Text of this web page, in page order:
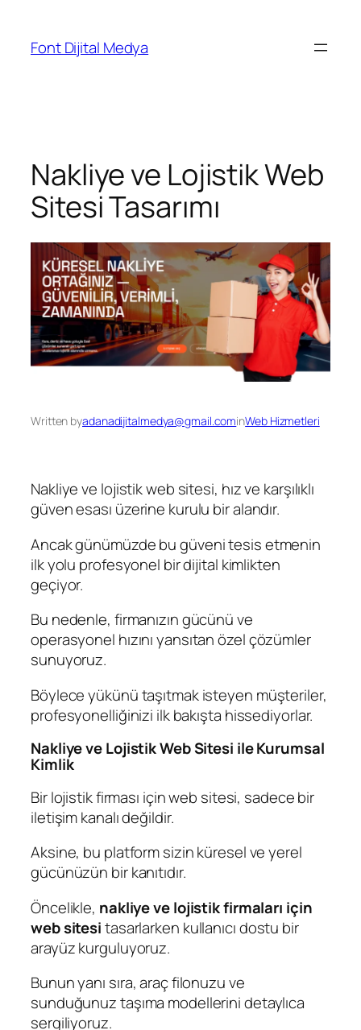
Font Dijital Medya
Nakliye ve Lojistik Web
Sitesi Tasarımı
Written byadanadijitalmedya@gmail.cominWeb Hizmetleri
Nakliye ve lojistik web sitesi, hız ve karşılıklı
güven esası üzerine kurulu bir alandır.
Ancak günümüzde bu güveni tesis etmenin
ilk yolu profesyonel bir dijital kimlikten
geçiyor.
Bu nedenle, firmanızın gücünü ve
operasyonel hızını yansıtan özel çözümler
sunuyoruz.
Böylece yükünü taşıtmak isteyen müşteriler,
profesyonelliğinizi ilk bakışta hissediyorlar.
Nakliye ve Lojistik Web Sitesi ile Kurumsal
Kimlik
Bir lojistik firması için web sitesi, sadece bir
iletişim kanalı değildir.
Aksine, bu platform sizin küresel ve yerel
gücünüzün bir kanıtıdır.
Öncelikle, nakliye ve lojistik firmaları için
web sitesitasarlarken kullanıcı dostu bir
arayüz kurguluyoruz.
Bunun yanı sıra, araç filonuzu ve
sunduğunuz taşıma modellerini detaylıca
sergiliyoruz.